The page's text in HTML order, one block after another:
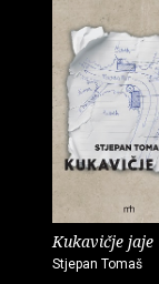
Kukavičje jaje
Stjepan Tomaš